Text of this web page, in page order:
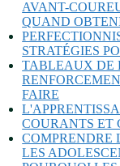
AVANT-
QUAND
STRATÉGIES
TABLEAUX DE
FAIRE
COURANTS ET
COMPRENDRE
LES